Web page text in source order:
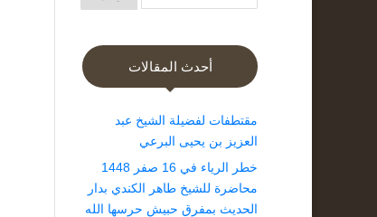
أحدث المقالات
مقتطفات لفضيلة الشيخ عبد
العزيز بن يحيى البرعي
خطر الرياء في 16 صفر 1448
محاضرة للشيخ طاهر الكندي بدار
الحديث بمفرق حبيش حرسها الله